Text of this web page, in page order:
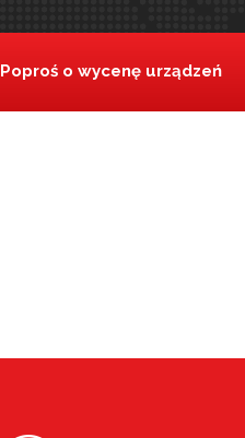
Poproś o wycenę urządzeń